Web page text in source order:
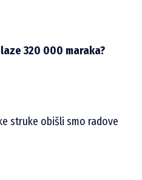
320 000 maraka?
struke obišli smo radove